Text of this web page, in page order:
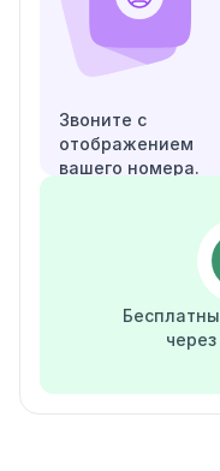
Звоните с
отображением
вашего номера.